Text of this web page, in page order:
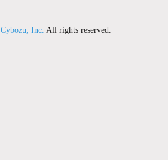
Cybozu, Inc. All rights reserved.